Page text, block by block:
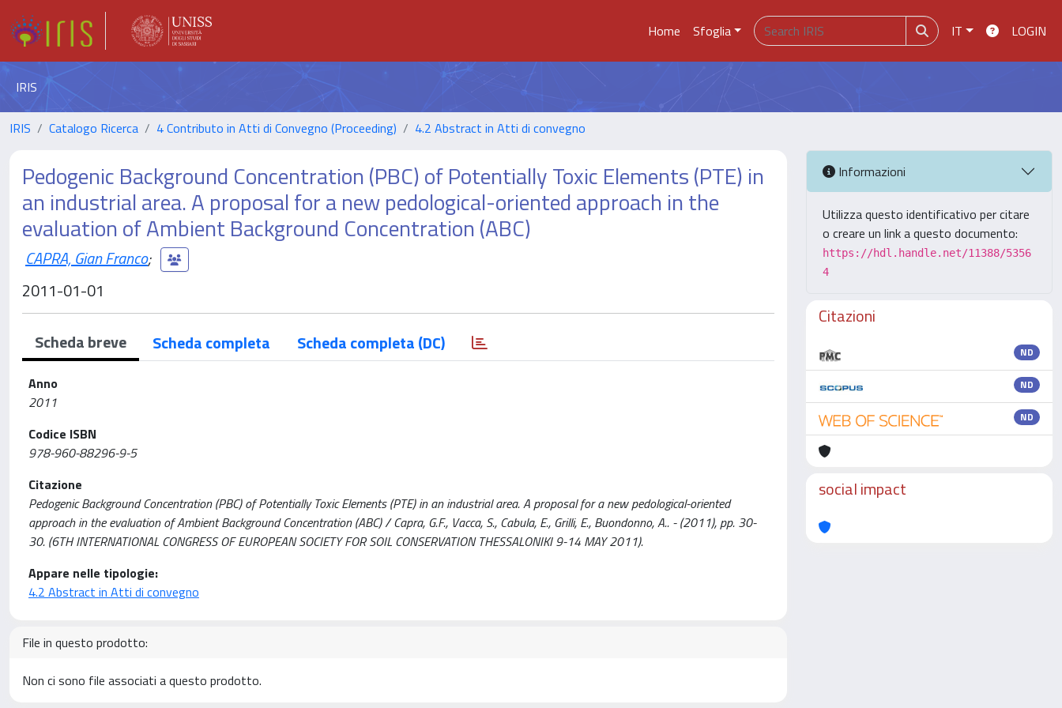
Home Sfoglia IT LOGIN
IRIS
IRIS Catalogo Ricerca 4 Contributo in Atti di Convegno (Proceeding) 4.2 Abstract in Atti di convegno
Pedogenic Background Concentration (PBC) of Potentially Toxic Elements (PTE) in
an industrial area. A proposal for a new pedological-oriented approach in the
evaluation of Ambient Background Concentration (ABC)
CAPRA, Gian Franco;
2011-01-01
Scheda breve Scheda completa Scheda completa (DC)
Anno
2011
Codice ISBN
978-960-88296-9-5
Citazione
Pedogenic Background Concentration (PBC) of Potentially Toxic Elements (PTE) in an industrial area. A proposal for a new pedological-oriented
approach in the evaluation of Ambient Background Concentration (ABC) / Capra, G.F., Vacca, S., Cabula, E., Grilli, E., Buondonno, A.. - (2011), pp. 30-
30. (6TH INTERNATIONAL CONGRESS OF EUROPEAN SOCIETY FOR SOIL CONSERVATION THESSALONIKI 9-14 MAY 2011).
Appare nelle tipologie:
4.2 Abstract in Atti di convegno
File in questo prodotto:
Non ci sono file associati a questo prodotto.
Informazioni
Utilizza questo identificativo per citare
o creare un link a questo documento:
https://hdl.handle.net/11388/5356
4
Citazioni
ND
ND
ND
social impact